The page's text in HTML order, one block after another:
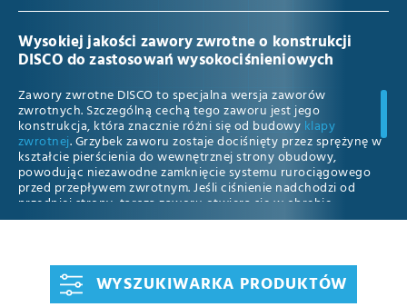
Wysokiej jakości zawory zwrotne o konstrukcji
DISCO do zastosowań wysokociśnieniowych
Zawory zwrotne DISCO to specjalna wersja zaworów
zwrotnych. Szczególną cechą tego zaworu jest jego
konstrukcja, która znacznie różni się od budowy klapy
zwrotnej. Grzybek zaworu zostaje dociśnięty przez sprężynę w
kształcie pierścienia do wewnętrznej strony obudowy,
powodując niezawodne zamknięcie systemu rurociągowego
przed przepływem zwrotnym. Jeśli ciśnienie nadchodzi od
przedniej strony, tarcza zaworu otwiera się w obrębie
obudowy, umożliwiając przepływ ciekłego lub gazowego
konstrukcyjna. Zawory DISCO znajdują zastosowanie w
wodociągach, instalacjach przemysłowych, górnictwie,
szkutnictwie, budownictwie okrętowym, przemyśle
WYSZUKIWARKA PRODUKTÓW